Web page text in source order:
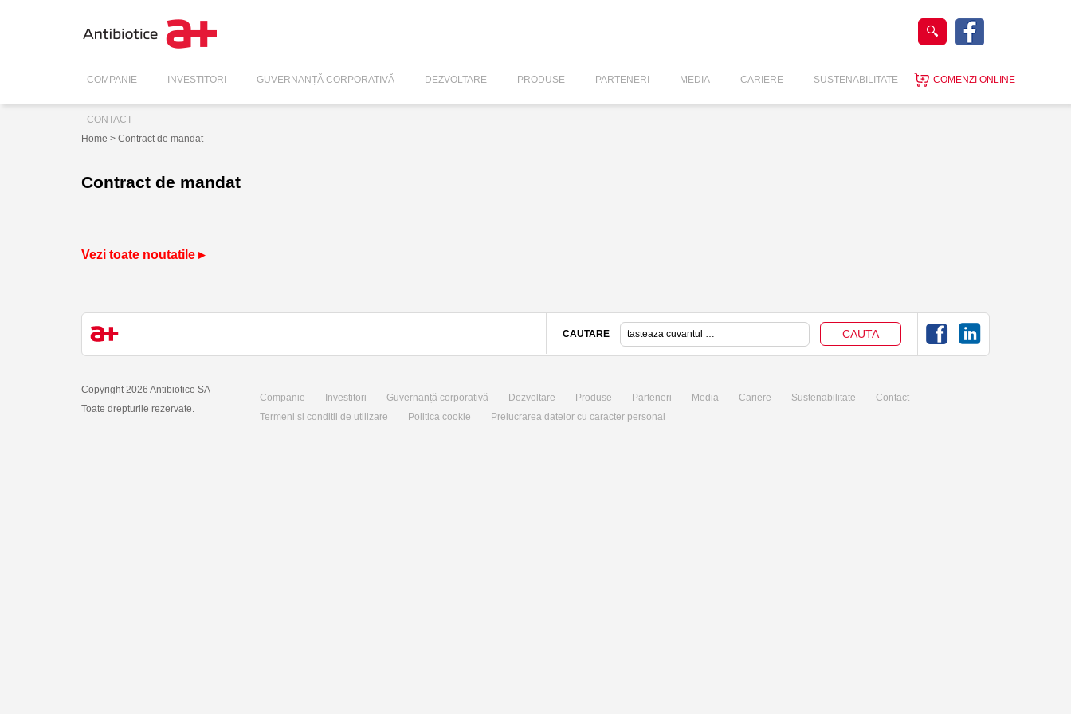
COMPANIE INVESTITORI GUVERNANȚĂ CORPORATIVĂ DEZVOLTARE PRODUSE PARTENERI MEDIA CARIERE SUSTENABILITATE COMENZI ONLINE
CONTACT
Home > Contract de mandat
Contract de mandat
Vezi toate noutatile ▸
CAUTARE
Copyright 2026 Antibiotice SA
Toate drepturile rezervate.
Companie Investitori Guvernanță corporativă Dezvoltare Produse Parteneri Media Cariere Sustenabilitate
Contact
Termeni si conditii de utilizare
Politica cookie Prelucrarea datelor cu caracter personal